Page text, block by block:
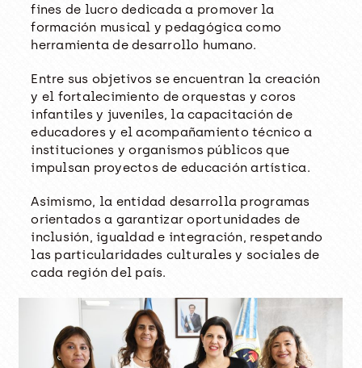
fines de lucro dedicada a promover la
formación musical y pedagógica como
herramienta de desarrollo humano.
Entre sus objetivos se encuentran la creación
y el fortalecimiento de orquestas y coros
infantiles y juveniles, la capacitación de
educadores y el acompañamiento técnico a
instituciones y organismos públicos que
impulsan proyectos de educación artística.
Asimismo, la entidad desarrolla programas
orientados a garantizar oportunidades de
inclusión, igualdad e integración, respetando
las particularidades culturales y sociales de
cada región del país.